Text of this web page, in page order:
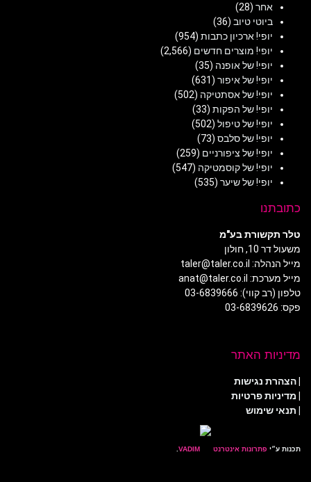
אחר (28)
ביוטי טיוב (36)
יופי! ארכיון כתבות (954)
יופי! מוצרים חדשים (2,566)
יופי! של אופנה (35)
יופי! של איפור (631)
יופי! של אסתטיקה (502)
יופי! של הפקות (33)
יופי! של טיפול (502)
יופי! של סלבס (73)
יופי! של ציפורניים (259)
יופי! של קוסמטיקה (547)
יופי! של שיער (535)
כתובתנו
טלר תקשורת בע"מ
משעול דר 10, חולון
מייל הנהלה: taler@taler.co.il
מייל מערכת: anat@taler.co.il
טלפון (רב קווי): 03-6839666
פקס: 03-6839626
מדיניות האתר
|הצהרת נגישות
| מדיניות פרטיות
| תנאי שימוש
תכנות ע״י פתרונות אינטרנט